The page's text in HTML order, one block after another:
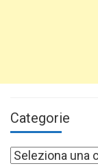
Categorie
Categorie